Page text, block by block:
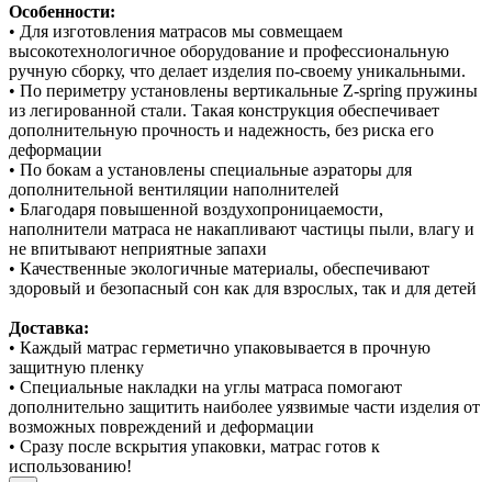
Особенности:
• Для изготовления матрасов мы совмещаем
высокотехнологичное оборудование и профессиональную
ручную сборку, что делает изделия по-своему уникальными.
• По периметру установлены вертикальные Z-spring пружины
из легированной стали. Такая конструкция обеспечивает
дополнительную прочность и надежность, без риска его
деформации
• По бокам а установлены специальные аэраторы для
дополнительной вентиляции наполнителей
• Благодаря повышенной воздухопроницаемости,
наполнители матраса не накапливают частицы пыли, влагу и
не впитывают неприятные запахи
• Качественные экологичные материалы, обеспечивают
здоровый и безопасный сон как для взрослых, так и для детей
Доставка:
• Каждый матрас герметично упаковывается в прочную
защитную пленку
• Специальные накладки на углы матраса помогают
дополнительно защитить наиболее уязвимые части изделия от
возможных повреждений и деформации
• Сразу после вскрытия упаковки, матрас готов к
использованию!